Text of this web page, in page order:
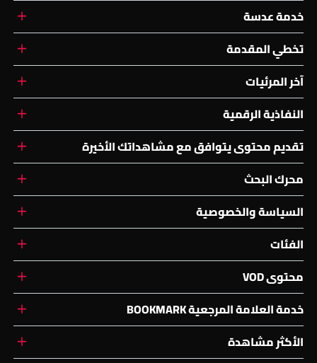
خدمة عدسة
تخطي المقدمة
آخر المرئيات
النفاذية الرقمية
تقديم محتوى يتوافق مع مشاهداتك الأخيرة
محرك البحث
السياسة والخصوصية
الفئات
محتوى VOD
خدمة العلامة المرجعية BOOKMARK
الأكثر مشاهدة